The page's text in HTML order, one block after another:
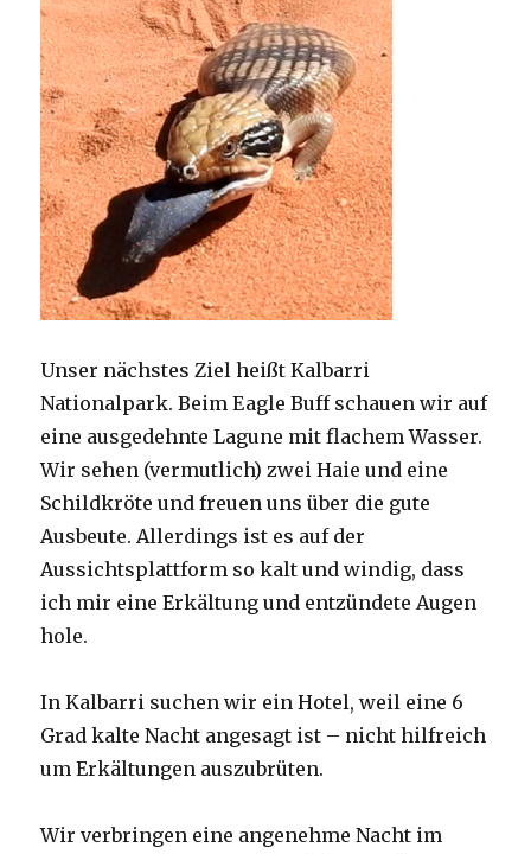
Unser nächstes Ziel heißt Kalbarri
Nationalpark. Beim Eagle Buff schauen wir auf
eine ausgedehnte Lagune mit flachem Wasser.
Wir sehen (vermutlich) zwei Haie und eine
Schildkröte und freuen uns über die gute
Ausbeute. Allerdings ist es auf der
Aussichtsplattform so kalt und windig, dass
ich mir eine Erkältung und entzündete Augen
hole.
In Kalbarri suchen wir ein Hotel, weil eine 6
Grad kalte Nacht angesagt ist – nicht hilfreich
um Erkältungen auszubrüten.
Wir verbringen eine angenehme Nacht im